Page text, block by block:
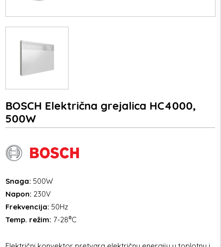
BOSCH Električna grejalica HC4000,
500W
Snaga: 500W
Napon: 230V
Frekvencija: 50Hz
Temp. režim: 7-28⁰C